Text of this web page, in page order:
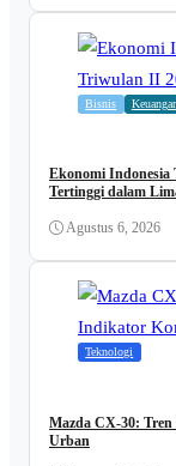
Bisnis
Ekonomi Indonesia
Tertinggi dalam
Agustus 6, 2026
Teknologi
Mazda CX-30:
Urban